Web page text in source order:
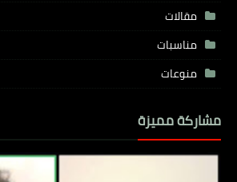
مقالات
مناسبات
منوعات
مشاركة مميزة